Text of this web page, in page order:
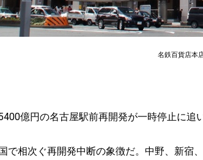
名鉄百貨店本
億円の名古屋駅前再開発が一時停止に
で相次ぐ再開発中断の象徴だ。中野、新